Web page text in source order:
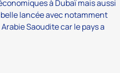
à Dubaï mais aussi
lancée avec notamment
Saoudite car le pays a